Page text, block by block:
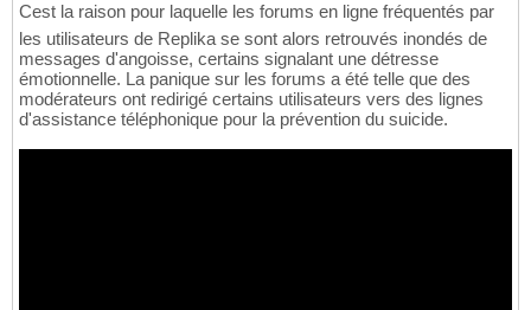
Cest la raison pour laquelle les forums en ligne fréquentés par
les utilisateurs de Replika se sont alors retrouvés inondés de
messages d'angoisse, certains signalant une détresse
émotionnelle. La panique sur les forums a été telle que des
modérateurs ont redirigé certains utilisateurs vers des lignes
d'assistance téléphonique pour la prévention du suicide.